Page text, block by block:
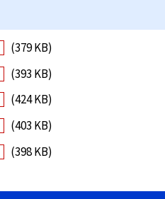
(379 KB)
(393 KB)
(424 KB)
(403 KB)
(398 KB)